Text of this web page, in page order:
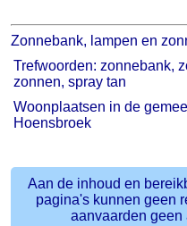
Zonnebank, lampen en
Trefwoorden: zonnebank,
zonnen, spray tan
Woonplaatsen in de
Hoensbroek
Aan de inhoud en
pagina's kunnen geen
aanvaarden